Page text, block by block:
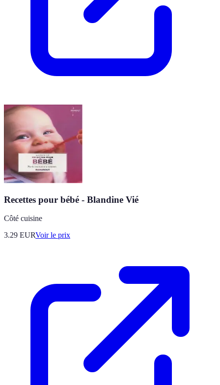
Recettes pour bébé - Blandine Vié
Côté cuisine
3.29 EURVoir le prix